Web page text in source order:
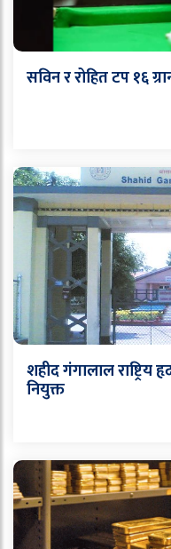
सविन र रोहित टप १६
शहीद गंगालाल राष्ट्रिय
नियुक्त